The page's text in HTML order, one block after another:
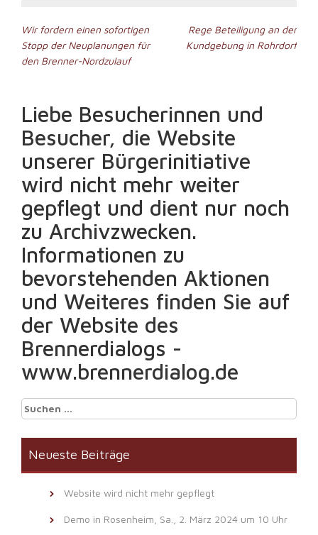
Beitragsnavigation
Wir fordern einen sofortigen
Stopp der Neuplanungen für
den Brenner-Nordzulauf
Rege Beteiligung an der
Kundgebung in Rohrdorf
Liebe Besucherinnen und
Besucher, die Website
unserer Bürgerinitiative
wird nicht mehr weiter
gepflegt und dient nur noch
zu Archivzwecken.
Informationen zu
bevorstehenden Aktionen
und Weiteres finden Sie auf
der Website des
Brennerdialogs -
www.brennerdialog.de
Suchen
nach:
Neueste Beiträge
Website wird nicht mehr gepflegt
Demo in Rosenheim, Sa., 2. März 2024 um 10 Uhr